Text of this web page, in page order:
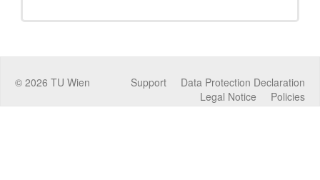
© 2026 TU Wien Data Protection Declaration
Support
Policies
Legal Notice